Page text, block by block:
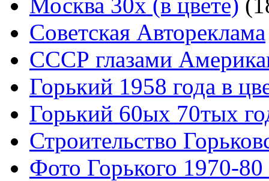
Советская Автореклама
СССР глазами
Горький 1958 года в
Горький 60ых 70тых
Строительство
Фото Горького 1970-80